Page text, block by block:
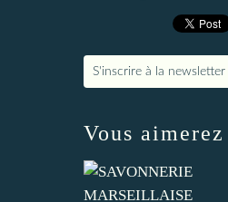
S'inscrire à la newsletter
Vous